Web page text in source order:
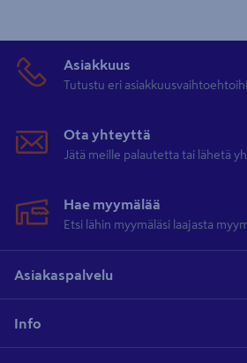
Asiakkuus
Tutustu eri
Ota yhteyttä
Jätä meille palautetta tai lähetä
Hae myymälää
Etsi lähin myymäläsi laajasta
Asiakaspalvelu
Info